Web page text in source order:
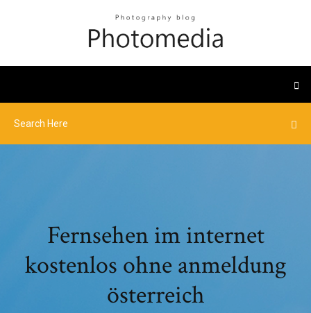
Fernsehen im internet
kostenlos ohne anmeldung
österreich